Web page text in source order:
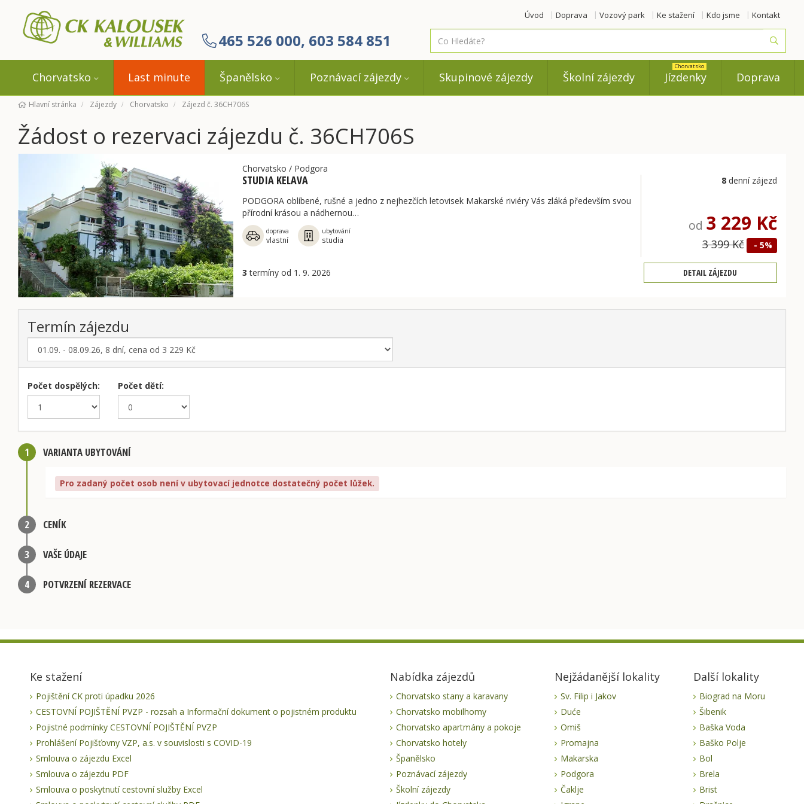
Úvod Doprava Vozový park Ke stažení Kdo jsme Kontakt
465 526 000, 603 584 851
hledáte
Chorvatsko Last minute Španělsko Poznávací zájezdy Skupinové zájezdy Školní zájezdy Jízdenky
Chorvatsko
Doprava
Hlavní stránka Zájezdy Chorvatsko Zájezd č. 36CH706S
Žádost o rezervaci zájezdu č. 36CH706S
Chorvatsko / Podgora
STUDIA KELAVA
PODGORA oblíbené, rušné a jedno z nejhezčích letovisek Makarské riviéry Vás zláká především svou
přírodní krásou a nádhernou…
doprava
vlastní
ubytování
studia
8 denní zájezd
od 3 229 Kč
3 399 Kč - 5%
3 termíny od 1. 9. 2026 DETAIL ZÁJEZDU
Termín zájezdu
Počet dospělých: Počet dětí:
1 VARIANTA UBYTOVÁNÍ
Pro zadaný počet osob není v ubytovací jednotce dostatečný počet lůžek.
2 CENÍK
3 VAŠE ÚDAJE
4 POTVRZENÍ REZERVACE
Ke stažení
Pojištění CK proti úpadku 2026
CESTOVNÍ POJIŠTĚNÍ PVZP - rozsah a Informační dokument o pojistném produktu
Pojistné podmínky CESTOVNÍ POJIŠTĚNÍ PVZP
Prohlášení Pojišťovny VZP, a.s. v souvislosti s COVID-19
Smlouva o zájezdu Excel
Smlouva o zájezdu PDF
Smlouva o poskytnutí cestovní služby Excel
Nabídka zájezdů
Chorvatsko stany a karavany
Chorvatsko mobilhomy
Chorvatsko apartmány a pokoje
Chorvatsko hotely
Španělsko
Poznávací zájezdy
Školní zájezdy
Nejžádanější lokality
Sv. Filip i Jakov
Duće
Omiš
Promajna
Makarska
Podgora
Čaklje
Další lokality
Biograd na Moru
Šibenik
Baška Voda
Baško Polje
Bol
Brela
Brist